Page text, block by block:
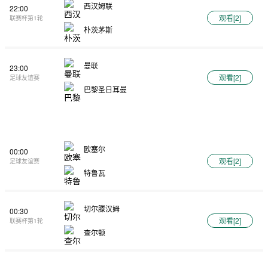
22:00
联赛杯第1轮
西汉姆联
朴茨茅斯
观看[2]
23:00
足球友谊赛
曼联
巴黎圣日耳曼
观看[2]
00:00
足球友谊赛
欧塞尔
特鲁瓦
观看[2]
00:30
联赛杯第1轮
切尔滕汉姆
查尔顿
观看[2]